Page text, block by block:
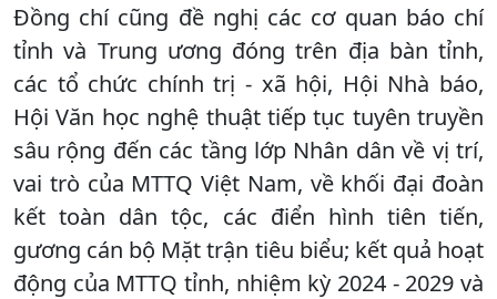
Đồng chí cũng đề nghị các cơ quan báo chí
tỉnh và Trung ương đóng trên địa bàn tỉnh,
các tổ chức chính trị - xã hội, Hội Nhà báo,
Hội Văn học nghệ thuật tiếp tục tuyên truyền
sâu rộng đến các tầng lớp Nhân dân về vị trí,
vai trò của MTTQ Việt Nam, về khối đại đoàn
kết toàn dân tộc, các điển hình tiên tiến,
gương cán bộ Mặt trận tiêu biểu; kết quả hoạt
động của MTTQ tỉnh, nhiệm kỳ 2024 - 2029 và